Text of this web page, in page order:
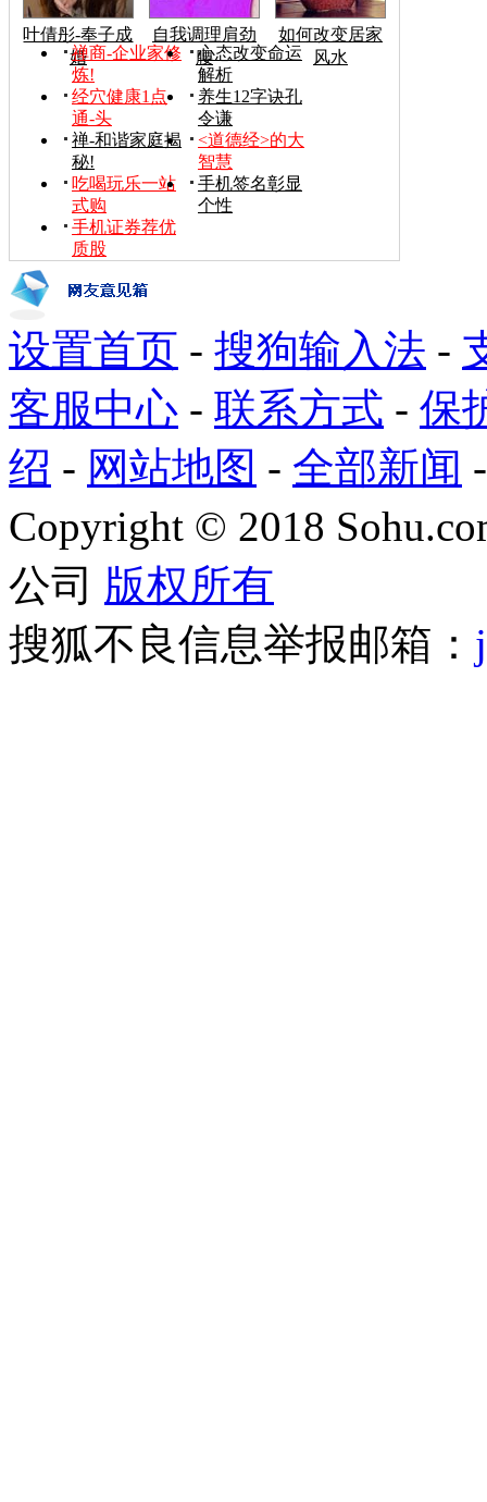
叶倩彤-奉子成
婚
自我调理肩劲
腰
如何改变居家
风水
禅商-企业家修
炼!
心态改变命运
解析
经穴健康1点
通-头
养生12字诀孔
令谦
禅-和谐家庭揭
秘!
<道德经>的大
智慧
吃喝玩乐一站
式购
手机签名彰显
个性
手机证券荐优
质股
设置首页 - 搜狗输入法 -
客服中心 - 联系方式 - 保
绍 - 网站地图 - 全部新闻
Copyright © 2018
公司 版权所有
搜狐不良信息举报邮箱：